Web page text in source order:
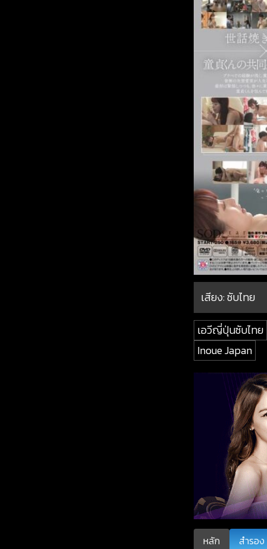
เสียง: ซับไทย
เอวีญี่ปุ่นซับไทย
Inoue Japan
หลัก สำรอง